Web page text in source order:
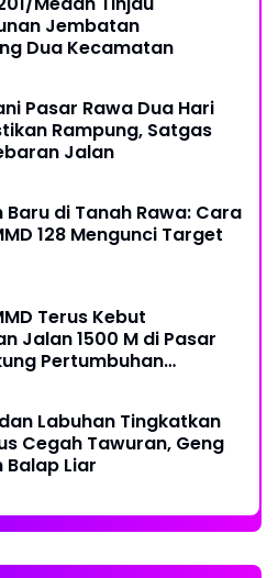
Jembatan
Dua Kecamatan
Pasar Rawa Dua Hari
Rampung, Satgas
Jalan
di Tanah Rawa: Cara
128 Mengunci Target
Terus Kebut
Jalan 1500 M di Pasar
Pertumbuhan
Labuhan Tingkatkan
Cegah Tawuran, Geng
Liar